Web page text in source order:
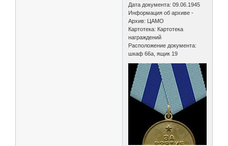
Дата документа: 09.06.1945
Информация об архиве -
Архив: ЦАМО
Картотека: Картотека
награждений
Расположение документа:
шкаф 66а, ящик 19